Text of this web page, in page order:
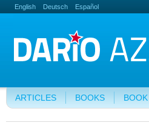
English Deutsch Español
ARTICLES BOOKS